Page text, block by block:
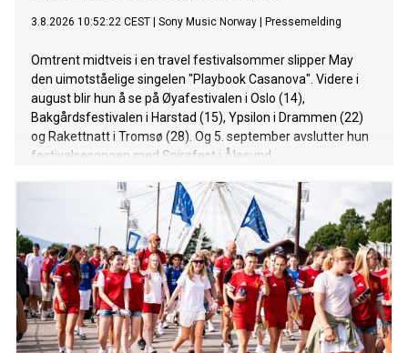
3.8.2026 10:52:22 CEST Sony Music Norway Pressemelding
Omtrent midtveis i en travel festivalsommer slipper May
den uimotståelige singelen "Playbook Casanova". Videre i
august blir hun å se på Øyafestivalen i Oslo (14),
Bakgårdsfestivalen i Harstad (15), Ypsilon i Drammen (22)
og Rakettnatt i Tromsø (28). Og 5. september avslutter hun
festivalsesongen med Spirefest i Ålesund.